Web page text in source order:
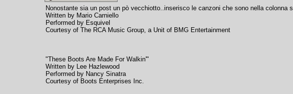
Nonostante sia un post un pò vecchiotto..inserisco le canzoni che sono nella colonna
Written by Mario Carniello
Performed by Esquivel
Courtesy of The RCA Music Group, a Unit of BMG Entertainment
"These Boots Are Made For Walkin'"
Written by Lee Hazlewood
Performed by Nancy Sinatra
Courtesy of Boots Enterprises Inc.